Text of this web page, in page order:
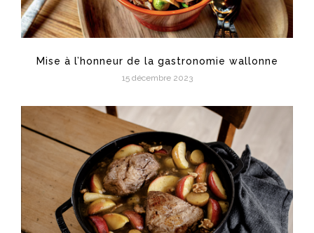
Mise à l’honneur de la gastronomie wallonne
15 décembre 2023